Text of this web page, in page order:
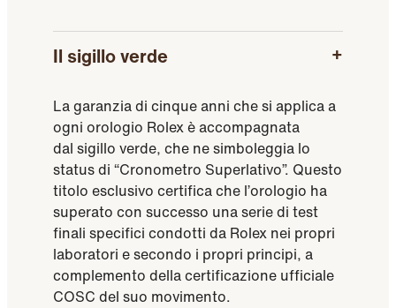
Il sigillo verde
La garanzia di cinque anni che si applica a
ogni orologio Rolex è accompagnata
dal sigillo verde, che ne simboleggia lo
status di “Cronometro Superlativo”. Questo
titolo esclusivo certifica che l’orologio ha
superato con successo una serie di test
finali specifici condotti da Rolex nei propri
laboratori e secondo i propri principi, a
complemento della certificazione ufficiale
COSC del suo movimento.